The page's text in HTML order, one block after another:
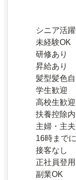
シニア活
未経験OK
研修あり
昇給あり
髪型髪色
学生歓迎
高校生歓迎
扶養控除
主婦・主
16時まで
接客なし
正社員登用
副業OK